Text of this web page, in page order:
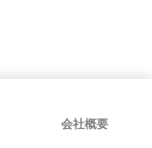
会社概要